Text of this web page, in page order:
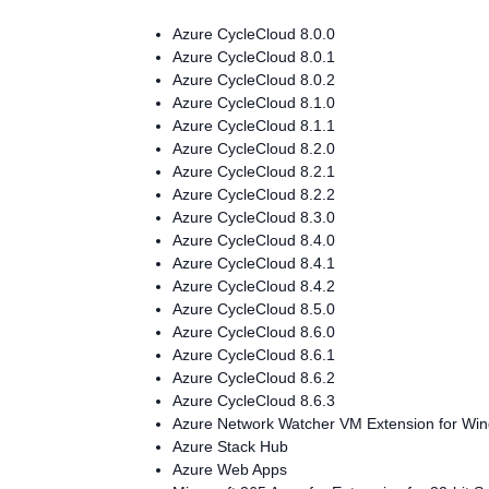
Azure CycleCloud 8.0.0
Azure CycleCloud 8.0.1
Azure CycleCloud 8.0.2
Azure CycleCloud 8.1.0
Azure CycleCloud 8.1.1
Azure CycleCloud 8.2.0
Azure CycleCloud 8.2.1
Azure CycleCloud 8.2.2
Azure CycleCloud 8.3.0
Azure CycleCloud 8.4.0
Azure CycleCloud 8.4.1
Azure CycleCloud 8.4.2
Azure CycleCloud 8.5.0
Azure CycleCloud 8.6.0
Azure CycleCloud 8.6.1
Azure CycleCloud 8.6.2
Azure CycleCloud 8.6.3
Azure Network Watcher VM Extension for
Azure Stack Hub
Azure Web Apps